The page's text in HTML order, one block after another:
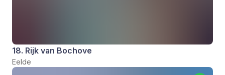
18. Rijk van Bochove
Eelde